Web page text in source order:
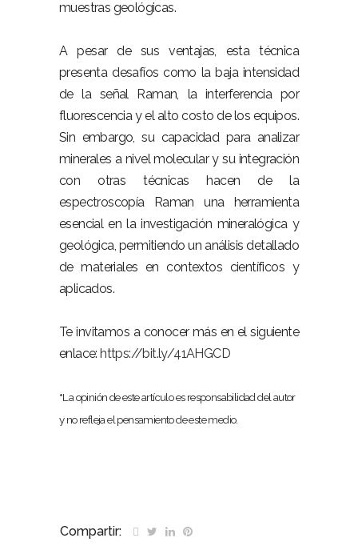
muestras geológicas.
A pesar de sus ventajas, esta técnica
presenta desafíos como la baja intensidad
de la señal Raman, la interferencia por
fluorescencia y el alto costo de los equipos.
Sin embargo, su capacidad para analizar
minerales a nivel molecular y su integración
con otras técnicas hacen de la
espectroscopía Raman una herramienta
esencial en la investigación mineralógica y
geológica, permitiendo un análisis detallado
de materiales en contextos científicos y
aplicados.
Te invitamos a conocer más en el siguiente
enlace:https://bit.ly/41AHGCD
*La opinión de este artículo es responsabilidad del autor
y no refleja el pensamiento de este medio.
Compartir: